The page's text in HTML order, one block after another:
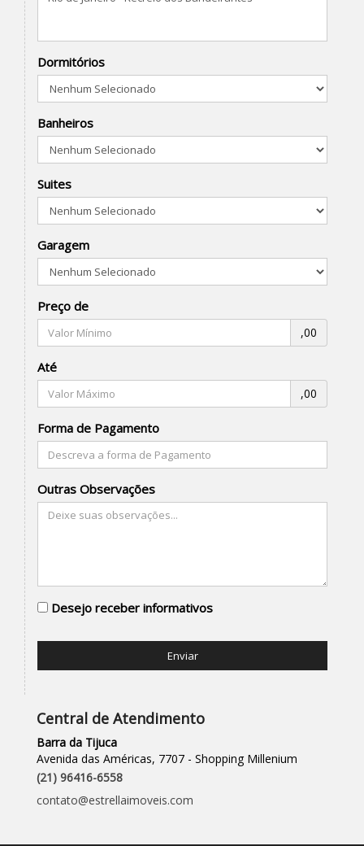
Dormitórios
Banheiros
Suites
Garagem
Preço de
,00
Até
,00
Forma de Pagamento
Outras Observações
Desejo receber informativos
Enviar
Central de Atendimento
Barra da Tijuca
Avenida das Américas, 7707 - Shopping Millenium
(21) 96416-6558
contato@estrellaimoveis.com